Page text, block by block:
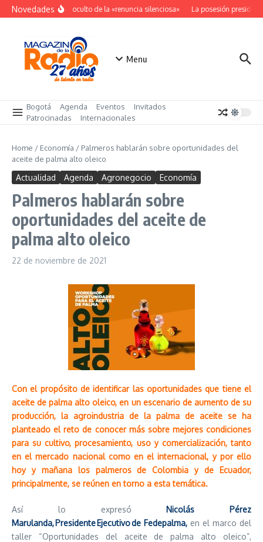
Saltar al contenido
NovedadesEl costo oculto de la «renuncia silenciosa» La posesión
Menu
Bogotá Agenda Eventos
Invitados
Patrocinadas
Internacionales
Home / Economía / Palmeros hablarán sobre oportunidades del
aceite de palma alto oleico
Actualidad Agenda Agronegocio Economía
Palmeros hablarán sobre
oportunidades del aceite de
palma alto oleico
22 de noviembre de 2021
Con el propósito de identificar las oportunidades que tiene el
aceite de palma alto oleico, en un escenario de aumento de su
producción, la agroindustria de la palma de aceite se ha
planteado el reto de conocer más sobre mejores condiciones
para su cultivo, procesamiento, uso y comercialización, tanto
en el mercado nacional como en el internacional, y por ello
hoy y mañana los palmeros de Colombia y de Ecuador,
principalmente, se reúnen en torno a esta temática.
Así lo expresó Nicolás Pérez
Marulanda, Presidente Ejecutivo de Fedepalma, en el marco del
taller “Oportunidades del aceite de palma alto oleico”,